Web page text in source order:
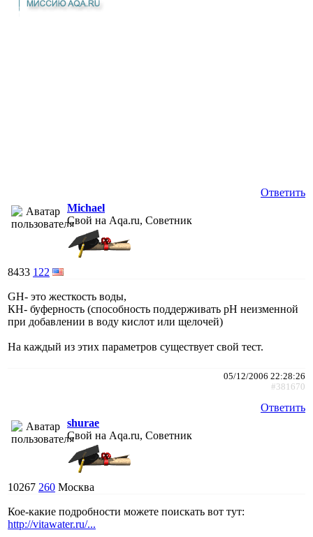
Ответить
Michael
Свой на Aqa.ru, Советник
8433 122
GH- это жесткость воды,
КН- буферность (способность поддерживать рН неизменной
при добавлении в воду кислот или щелочей)
На каждый из этих параметров существует свой тест.
05/12/2006 22:28:26
#381670
Ответить
shurae
Свой на Aqa.ru, Советник
10267 260 Москва
Кое-какие подробности можете поискать вот тут:
http://vitawater.ru/...